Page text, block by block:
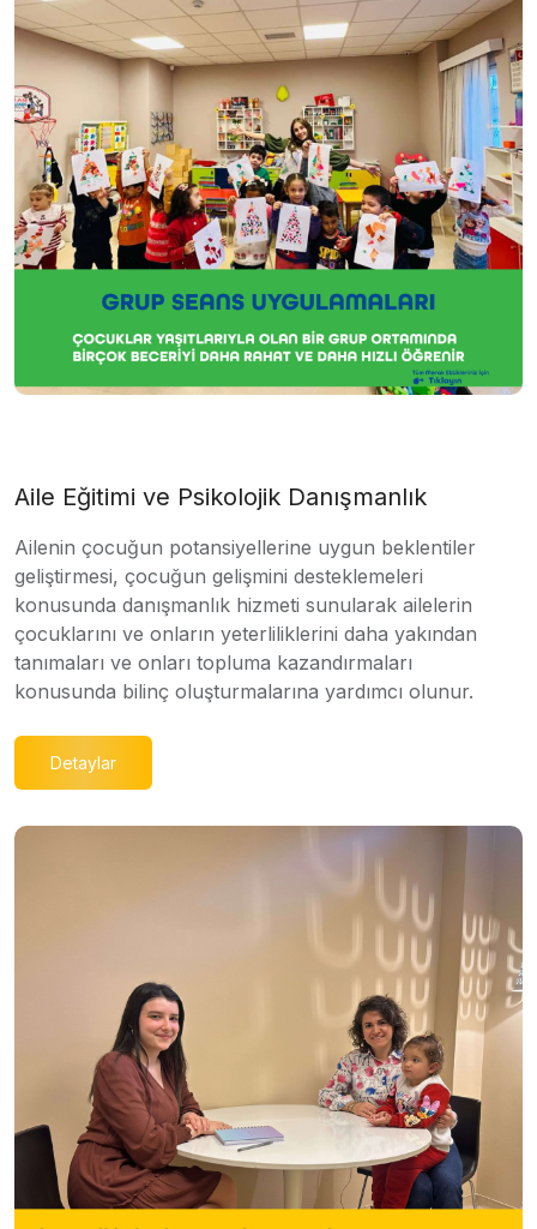
Aile Eğitimi ve Psikolojik Danışmanlık
Ailenin çocuğun potansiyellerine uygun beklentiler
geliştirmesi, çocuğun gelişmini desteklemeleri
konusunda danışmanlık hizmeti sunularak ailelerin
çocuklarını ve onların yeterliliklerini daha yakından
tanımaları ve onları topluma kazandırmaları
konusunda bilinç oluşturmalarına yardımcı olunur.
Detaylar